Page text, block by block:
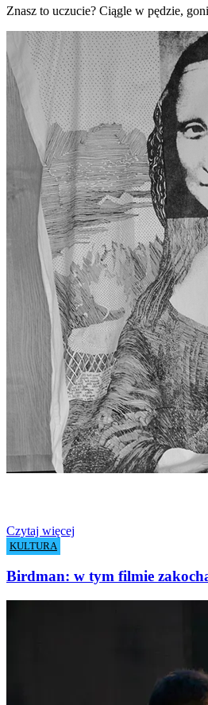
Znasz to uczucie? Ciągle w pędzie,
Czytaj więcej
KULTURA
Birdman: w tym filmie